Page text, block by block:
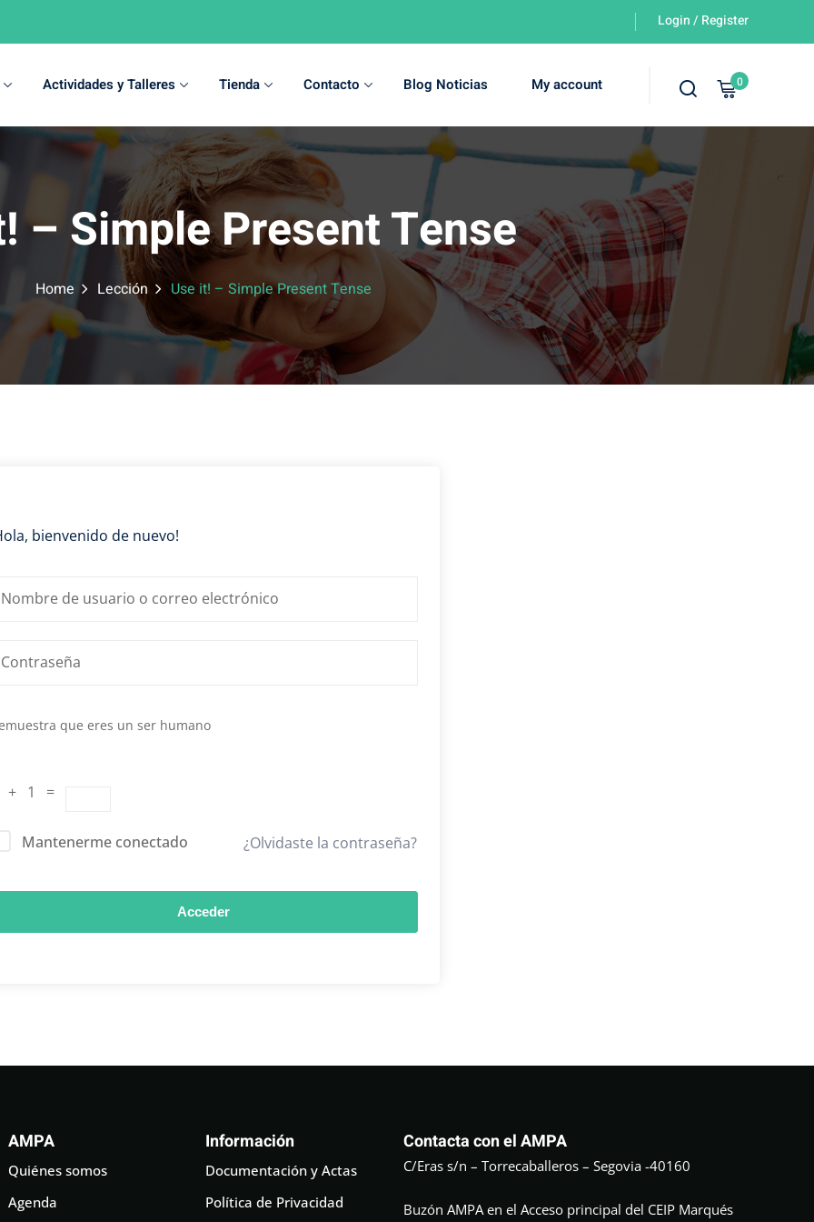
Login / Register
Actividades y Talleres Tienda Contacto Blog Noticias My account 0
– Simple Present Tense
Home Lección Use it! – Simple Present Tense
bienvenido de nuevo!
que eres un ser humano
+ 1 =
Mantenerme conectado ¿Olvidaste la contraseña?
Acceder
AMPA
Quiénes somos
Agenda
Información
Documentación y Actas
Política de Privacidad
Contacta con el AMPA
C/Eras s/n – Torrecaballeros – Segovia -40160
Buzón AMPA en el Acceso principal del CEIP Marqués
Sign in Sign up
Sign in
Don’t have an account? Sign up